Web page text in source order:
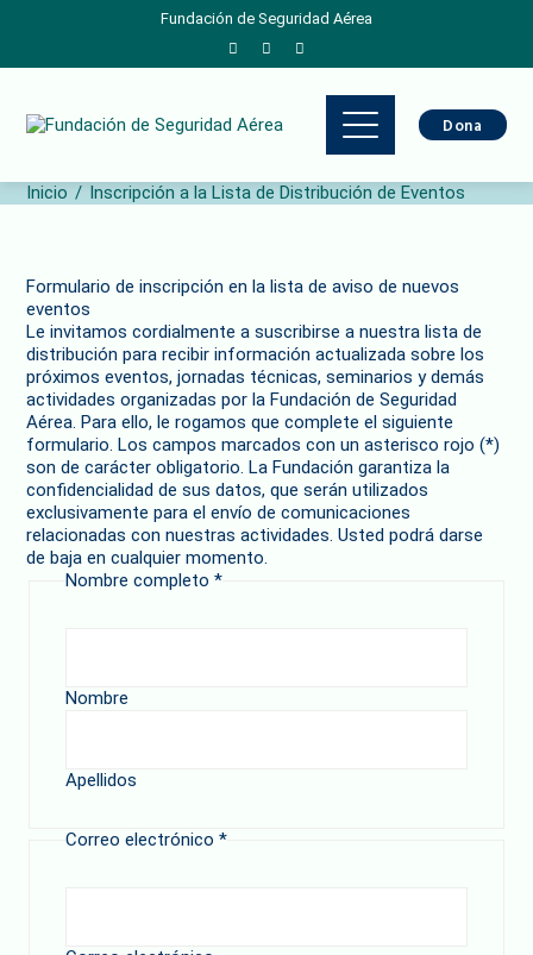
Fundación de Seguridad Aérea
Dona
Inicio Inscripción a la Lista de Distribución de Eventos
Formulario de inscripción en la lista de aviso de nuevos
eventos
Le invitamos cordialmente a suscribirse a nuestra lista de
distribución para recibir información actualizada sobre los
próximos eventos, jornadas técnicas, seminarios y demás
actividades organizadas por la Fundación de Seguridad
Aérea. Para ello, le rogamos que complete el siguiente
formulario. Los campos marcados con un asterisco rojo (*)
son de carácter obligatorio. La Fundación garantiza la
confidencialidad de sus datos, que serán utilizados
exclusivamente para el envío de comunicaciones
relacionadas con nuestras actividades. Usted podrá darse
de baja en cualquier momento.
Nombre completo*
Nombre
Apellidos
Correo electrónico*